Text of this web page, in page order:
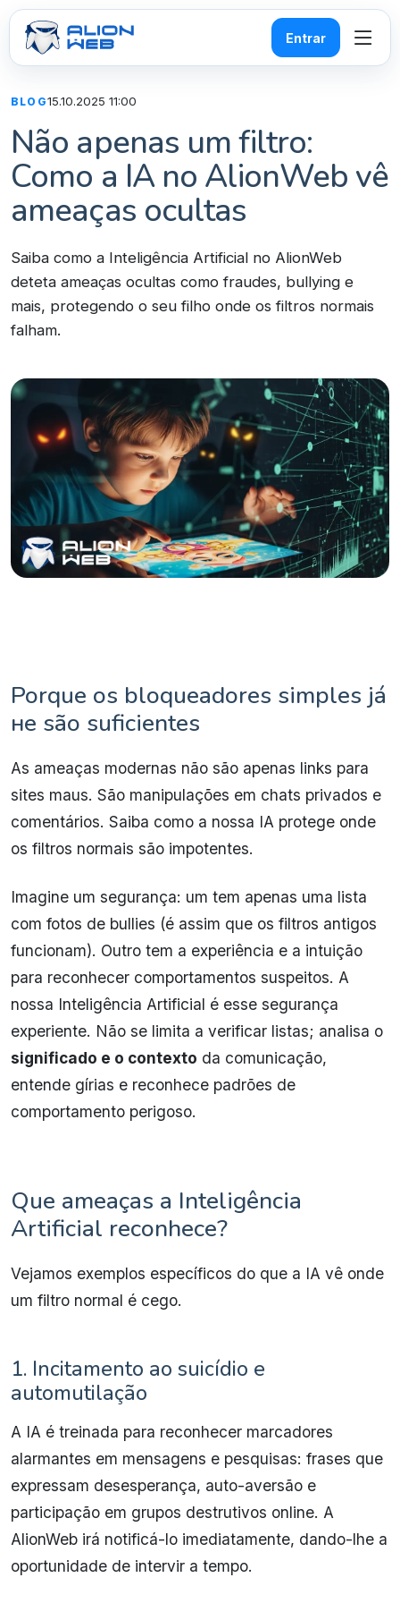
Entrar
BLOG15.10.2025 11:00
Não apenas um filtro:
Como a IA no AlionWeb vê
ameaças ocultas
Saiba como a Inteligência Artificial no AlionWeb
deteta ameaças ocultas como fraudes, bullying e
mais, protegendo o seu filho onde os filtros normais
falham.
Porque os bloqueadores simples já
не são suficientes
As ameaças modernas não são apenas links para
sites maus. São manipulações em chats privados e
comentários. Saiba como a nossa IA protege onde
os filtros normais são impotentes.
Imagine um segurança: um tem apenas uma lista
com fotos de bullies (é assim que os filtros antigos
funcionam). Outro tem a experiência e a intuição
para reconhecer comportamentos suspeitos. A
nossa Inteligência Artificial é esse segurança
experiente. Não se limita a verificar listas; analisa o
significado e o contexto da comunicação,
entende gírias e reconhece padrões de
comportamento perigoso.
Que ameaças a Inteligência
Artificial reconhece?
Vejamos exemplos específicos do que a IA vê onde
um filtro normal é cego.
1. Incitamento ao suicídio e
automutilação
A IA é treinada para reconhecer marcadores
alarmantes em mensagens e pesquisas: frases que
expressam desesperança, auto-aversão e
participação em grupos destrutivos online. A
AlionWeb irá notificá-lo imediatamente, dando-lhe a
oportunidade de intervir a tempo.